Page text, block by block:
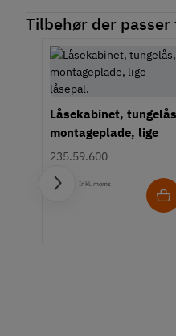
Tilbehør der
Låsekabinet,
montageplade, lige
låsepal.
235.59.600
61 Inkl. moms